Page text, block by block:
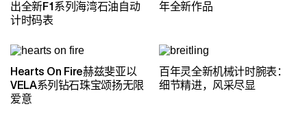
出全新F1系列海湾石油自动
计时码表
年全新作品
Hearts On Fire赫兹斐亚以
VELA系列钻石珠宝颂扬无限
爱意
百年灵全新机械计时腕表：
细节精进，风采尽显